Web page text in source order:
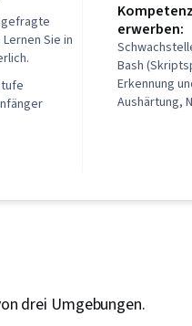
Algorithmen,
importieren/
Grundsätze
Sie in
erwerben:
Bash
Erkennung
Aushärtung,
drei Umgebungen.